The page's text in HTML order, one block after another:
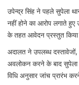
उपेन्द्र सिंह ने पहले सुपेला
नहीं होने का आरोप लगाते हुए
के तहत आवेदन प्रस्तुत
अदालत ने उपलब्ध
अवलोकन करने के बाद सुपेला
विधि अनुसार जांच प्रारंभ